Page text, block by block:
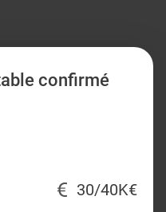
confirmé
30/40K€